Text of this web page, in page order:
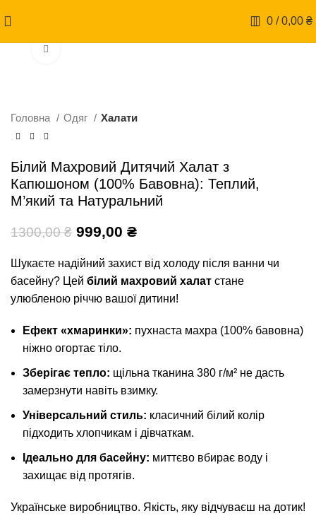
0 / 0,00 ₴
Головна Одяг Халати
Білий Махровий Дитячий Халат з
Капюшоном (100% Бавовна): Теплий,
М’який та Натуральний
1300,00₴ 999,00 ₴
Шукаєте надійний захист від холоду після ванни чи
басейну? Цей білий махровий халат стане
улюбленою річчю вашої дитини!
Ефект «хмаринки»: пухнаста махра (100% бавовна)
ніжно огортає тіло.
Зберігає тепло: щільна тканина 380 г/м² не дасть
замерзнути навіть взимку.
Універсальний стиль: класичний білий колір
підходить хлопчикам і дівчаткам.
Ідеально для басейну: миттєво вбирає воду і
захищає від протягів.
Українське виробництво. Якість, яку відчуваєш на дотик!